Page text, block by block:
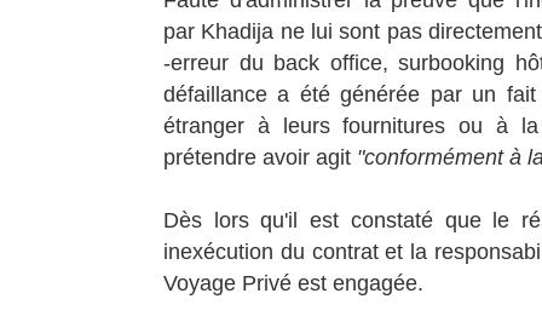
par Khadija ne lui sont pas
-erreur du back office, surbooking
défaillance a été générée par un
étranger à leurs fournitures ou à
prétendre avoir agit "conformément à
Dès lors qu'il est constaté que le
inexécution du contrat et la
Voyage Privé est engagée.